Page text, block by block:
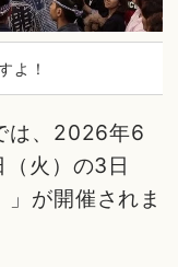
よ！
は、2026年6
火）の3日
が開催されま